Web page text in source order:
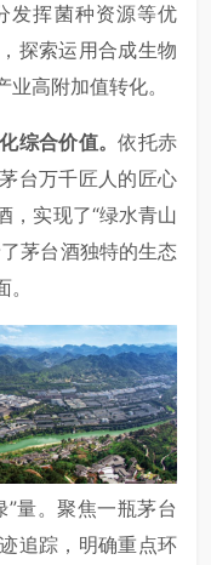
发挥菌种资源等优
探索运用合成生物
高附加值转化。
综合价值。依托赤
台万千匠人的匠心
，实现了“绿水青山
茅台酒独特的生态
量。聚焦一瓶茅台
追踪，明确重点环